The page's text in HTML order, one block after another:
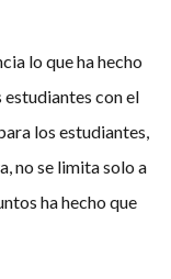
lo que ha hecho
con el
los estudiantes,
no se limita solo a
ha hecho que